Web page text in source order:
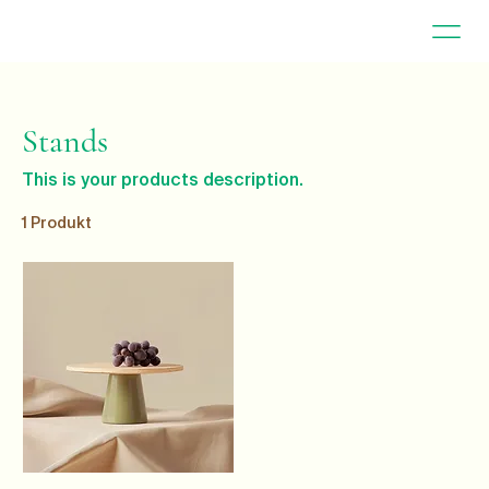
Stands
This is your products description.
1 Produkt